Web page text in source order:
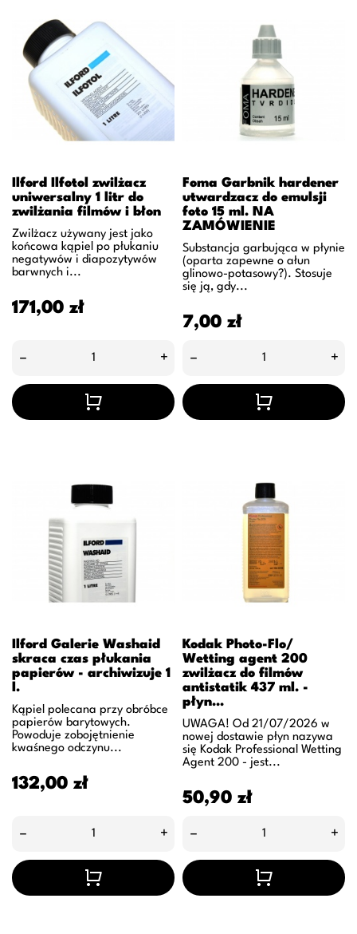
Ilford Ilfotol zwilżacz
uniwersalny 1 litr do
zwilżania filmów i błon
Zwilżacz używany jest jako
końcowa kąpiel po płukaniu
negatywów i diapozytywów
barwnych i...
Cena
171,00 zł
– +
Foma Garbnik hardener
utwardzacz do emulsji
foto 15 ml. NA
ZAMÓWIENIE
Substancja garbująca w płynie
(oparta zapewne o ałun
glinowo-potasowy?). Stosuje
się ją, gdy...
Cena
7,00 zł
– +
Ilford Galerie Washaid
skraca czas płukania
papierów - archiwizuje 1
l.
Kąpiel polecana przy obróbce
papierów barytowych.
Powoduje zobojętnienie
kwaśnego odczynu...
Cena
132,00 zł
– +
Kodak Photo-Flo/
Wetting agent 200
zwilżacz do filmów
antistatik 437 ml. -
płyn...
UWAGA! Od 21/07/2026 w
nowej dostawie płyn nazywa
się Kodak Professional Wetting
Agent 200 - jest...
Cena
50,90 zł
– +